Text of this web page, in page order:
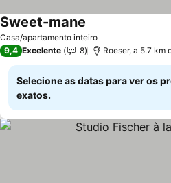
Casa/apartamento inteiro
Sweet-mane
9,4 Excelente 8 Roeser, a 5.7 km
Selecione as datas para ver os
exatos.